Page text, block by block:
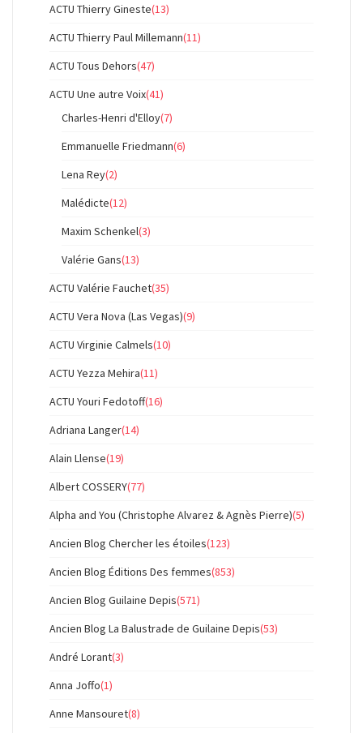
ACTU Thierry Gineste(13)
ACTU Thierry Paul Millemann(11)
ACTU Tous Dehors(47)
ACTU Une autre Voix(41)
Charles-Henri d'Elloy(7)
Emmanuelle Friedmann(6)
Lena Rey(2)
Malédicte(12)
Maxim Schenkel(3)
Valérie Gans(13)
ACTU Valérie Fauchet(35)
ACTU Vera Nova (Las Vegas)(9)
ACTU Virginie Calmels(10)
ACTU Yezza Mehira(11)
ACTU Youri Fedotoff(16)
Adriana Langer(14)
Alain Llense(19)
Albert COSSERY(77)
Alpha and You (Christophe Alvarez & Agnès Pierre)(5)
Ancien Blog Chercher les étoiles(123)
Ancien Blog Éditions Des femmes(853)
Ancien Blog Guilaine Depis(571)
Ancien Blog La Balustrade de Guilaine Depis(53)
André Lorant(3)
Anna Joffo(1)
Anne Mansouret(8)